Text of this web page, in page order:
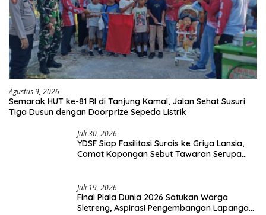
Agustus 9, 2026
Semarak HUT ke-81 RI di Tanjung Kamal, Jalan Sehat Susuri
Tiga Dusun dengan Doorprize Sepeda Listrik
Juli 30, 2026
YDSF Siap Fasilitasi Surais ke Griya Lansia,
Camat Kapongan Sebut Tawaran Serupa
Juli 19, 2026
Final Piala Dunia 2026 Satukan Warga
Sletreng, Aspirasi Pengembangan Lapangan